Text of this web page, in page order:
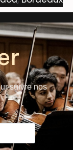
suivre nos